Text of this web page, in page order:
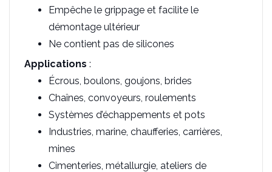
Empêche le grippage et facilite le
démontage ultérieur
Ne contient pas de silicones
Applications :
Écrous, boulons, goujons, brides
Chaînes, convoyeurs, roulements
Systèmes d’échappements et pots
Industries, marine, chaufferies, carrières,
mines
Cimenteries, métallurgie, ateliers de